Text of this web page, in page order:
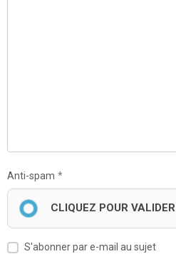
Anti-spam
CLIQUEZ POUR VALIDER
S'abonner par e-mail au sujet